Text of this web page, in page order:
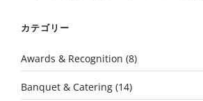
カテゴリー
Awards & Recognition (8)
Banquet & Catering (14)